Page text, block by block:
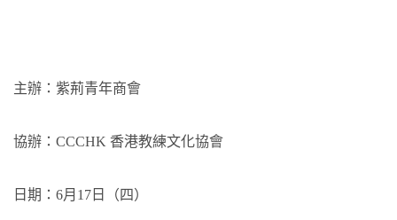
主辦：紫荊青年商會
協辦：CCCHK 香港教練文化協會
日期：6月17日（四）